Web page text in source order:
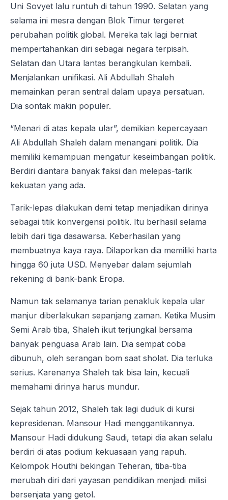
Uni Sovyet lalu runtuh di tahun 1990. Selatan yang
selama ini mesra dengan Blok Timur tergeret
perubahan politik global. Mereka tak lagi berniat
mempertahankan diri sebagai negara terpisah.
Selatan dan Utara lantas berangkulan kembali.
Menjalankan unifikasi. Ali Abdullah Shaleh
memainkan peran sentral dalam upaya persatuan.
Dia sontak makin populer.
“Menari di atas kepala ular”, demikian kepercayaan
Ali Abdullah Shaleh dalam menangani politik. Dia
memiliki kemampuan mengatur keseimbangan politik.
Berdiri diantara banyak faksi dan melepas-tarik
kekuatan yang ada.
Tarik-lepas dilakukan demi tetap menjadikan dirinya
sebagai titik konvergensi politik. Itu berhasil selama
lebih dari tiga dasawarsa. Keberhasilan yang
membuatnya kaya raya. Dilaporkan dia memiliki harta
hingga 60 juta USD. Menyebar dalam sejumlah
rekening di bank-bank Eropa.
Namun tak selamanya tarian penakluk kepala ular
manjur diberlakukan sepanjang zaman. Ketika Musim
Semi Arab tiba, Shaleh ikut terjungkal bersama
banyak penguasa Arab lain. Dia sempat coba
dibunuh, oleh serangan bom saat sholat. Dia terluka
serius. Karenanya Shaleh tak bisa lain, kecuali
memahami dirinya harus mundur.
Sejak tahun 2012, Shaleh tak lagi duduk di kursi
kepresidenan. Mansour Hadi menggantikannya.
Mansour Hadi didukung Saudi, tetapi dia akan selalu
berdiri di atas podium kekuasaan yang rapuh.
Kelompok Houthi bekingan Teheran, tiba-tiba
merubah diri dari yayasan pendidikan menjadi milisi
bersenjata yang getol.